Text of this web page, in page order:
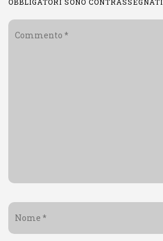
OBBLIGATORI SONO CONTRASSEGNATI
*